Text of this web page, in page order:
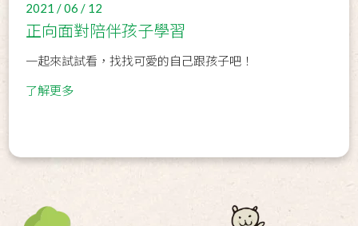
2021 / 06 / 12
正向面對陪伴孩子學習
一起來試試看，找找可愛的自己跟孩子吧！
了解更多